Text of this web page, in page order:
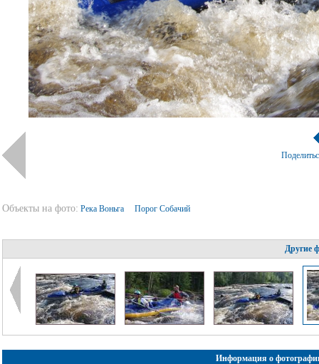
Объекты на фото: Река Воньга Порог Собачий
Другие
Информация о